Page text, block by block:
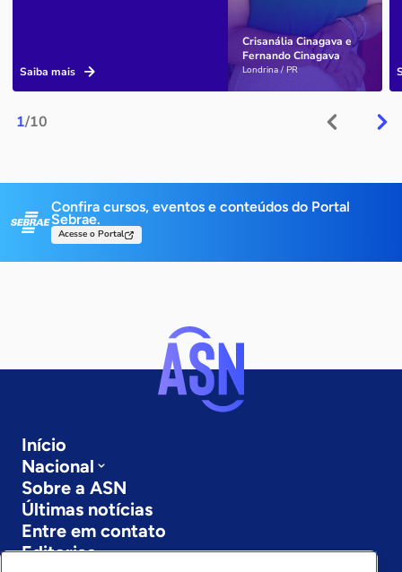
1/10
Crisanália Cinagava e
Fernando Cinagava
Londrina / PR
Saiba mais
Confira cursos, eventos e conteúdos do Portal
Sebrae.
Acesse o Portal
Início
Nacional
Sobre a ASN
Últimas notícias
Entre em contato
Editorias